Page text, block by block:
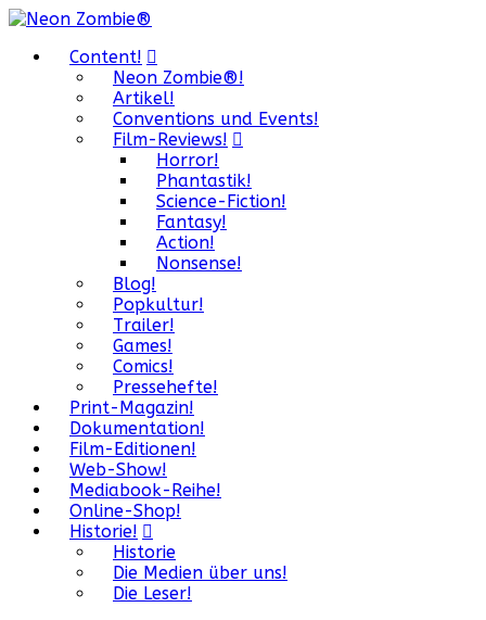
Content!
Neon Zombie®!
Artikel!
Conventions und Events!
Film-Reviews!
Horror!
Phantastik!
Science-Fiction!
Fantasy!
Action!
Nonsense!
Blog!
Popkultur!
Trailer!
Games!
Comics!
Pressehefte!
Print-Magazin!
Dokumentation!
Film-Editionen!
Web-Show!
Mediabook-Reihe!
Online-Shop!
Historie!
Historie
Die Medien über uns!
Die Leser!